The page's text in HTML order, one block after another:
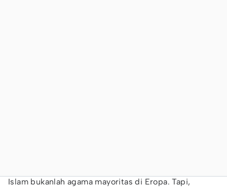
Islam bukanlah agama mayoritas di Eropa. Tapi,